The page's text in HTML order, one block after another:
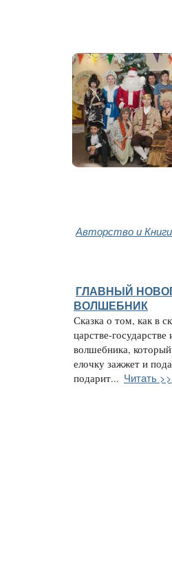
Авторство и Книги
ГЛАВНЫЙ
ВОЛШЕБНИК
Сказка о том, как в
царстве-государстве
волшебника,
елочку зажжет и
подарит... Читать >>